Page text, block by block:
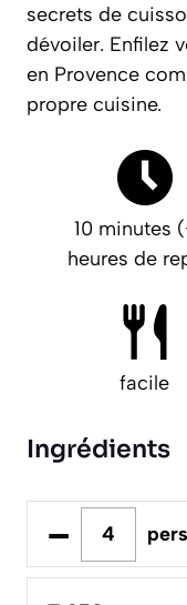
secrets de
dévoiler. Enfilez
en Provence
propre cuisine.
10 minutes
heures de
facile
Ingrédients
–